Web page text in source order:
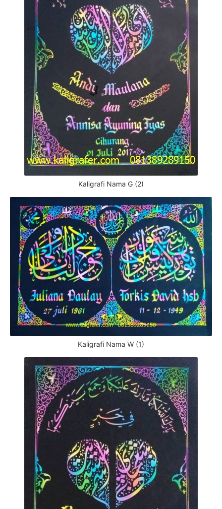
Kaligrafi Nama G (2)
Kaligrafi Nama W (1)